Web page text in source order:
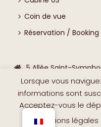
Coin de vue
Réservation / Booking
5 Allée Saint-
0631194603
contact@peniche-
Lorsque vous
informations sont
Acceptez-vous le
Mentions légales